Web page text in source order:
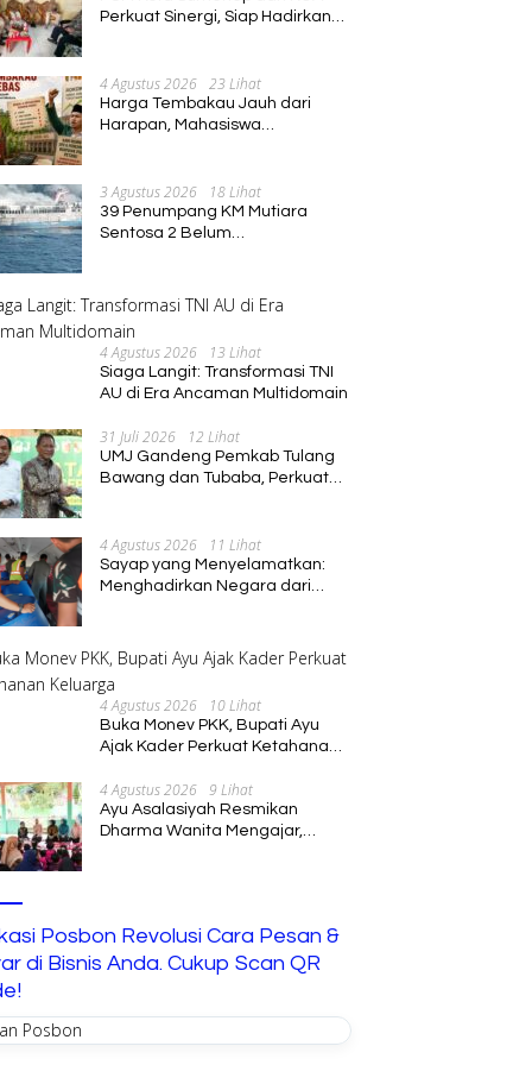
Perkuat Sinergi, Siap Hadirkan
4 Agustus 2026 23 Lihat
Harga Tembakau Jauh dari
Harapan, Mahasiswa
3 Agustus 2026 18 Lihat
39 Penumpang KM Mutiara
Sentosa 2 Belum
4 Agustus 2026 13 Lihat
Siaga Langit: Transformasi TNI
AU di Era Ancaman Multidomain
31 Juli 2026 12 Lihat
UMJ Gandeng Pemkab Tulang
Bawang dan Tubaba, Perkuat
4 Agustus 2026 11 Lihat
Sayap yang Menyelamatkan:
Menghadirkan Negara dari
4 Agustus 2026 10 Lihat
Buka Monev PKK, Bupati Ayu
Ajak Kader Perkuat Ketahanan
4 Agustus 2026 9 Lihat
Ayu Asalasiyah Resmikan
Dharma Wanita Mengajar,
Posbon Revolusi Cara Pesan &
di Bisnis Anda. Cukup Scan QR